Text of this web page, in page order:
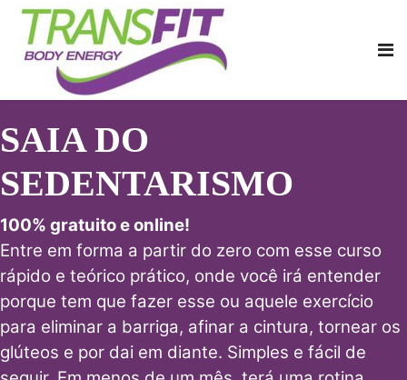
SAIA DO
SEDENTARISMO
100% gratuito e online!
Entre em forma a partir do zero com esse curso
rápido e teórico prático, onde você irá entender
porque tem que fazer esse ou aquele exercício
para eliminar a barriga, afinar a cintura, tornear os
glúteos e por dai em diante. Simples e fácil de